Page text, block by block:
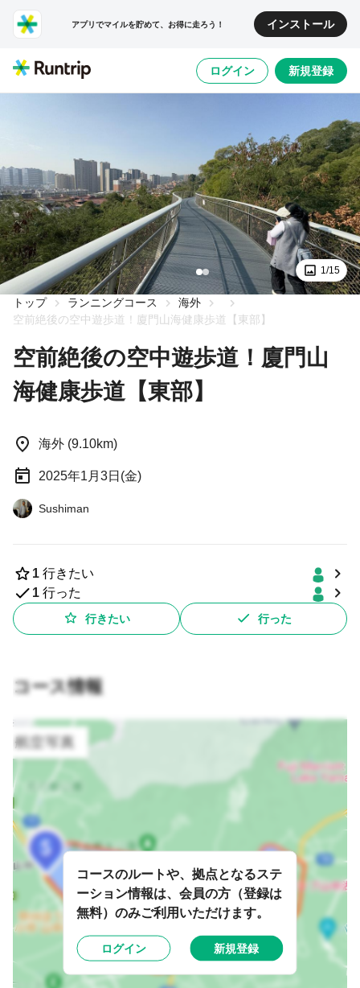
アプリでマイルを貯めて、お得に走ろう！ インストール
ログイン 新規登録
1/15
トップ ランニングコース
海外
空前絶後の空中遊歩道！廈門山海健康歩道【東部】
空前絶後の空中遊歩道！廈門山
海健康歩道【東部】
海外 (9.10km)
2025年1月3日(金)
Sushiman
1 行きたい
1 行った
行きたい 行った
コース情報
コースのルートや、拠点となるステ
ーション情報は、会員の方（登録は
無料）のみご利用いただけます。
ログイン 新規登録